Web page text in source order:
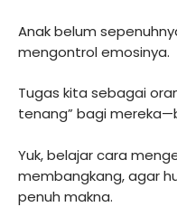
Anak belum
mengontrol emosinya.
Tugas kita sebagai
tenang” bagi
Yuk, belajar cara
membangkang, agar
penuh makna.